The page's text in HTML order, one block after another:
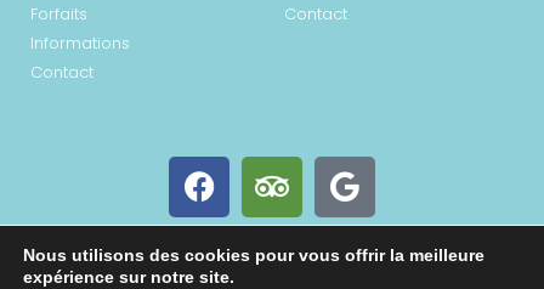
Forfaits
Informations
Contact
Contact
Nous utilisons des cookies pour vous offrir la meilleure
expérience sur notre site.